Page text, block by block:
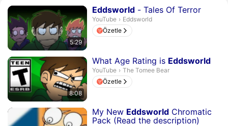
5:29
Eddsworld - Tales Of Terror
Süre 5 dakika 29 saniye
YouTube › Eddsworld.
Eddsworld
Özetle
8:08
What Age Rating is Eddsworld
Süre 8 dakika 8 saniye
YouTube › The Tomee Bear.
The Tomee Bear
Özetle
My New Eddsworld Chromatic
Pack (Read the description)
Süre 1 dakika 1 saniye